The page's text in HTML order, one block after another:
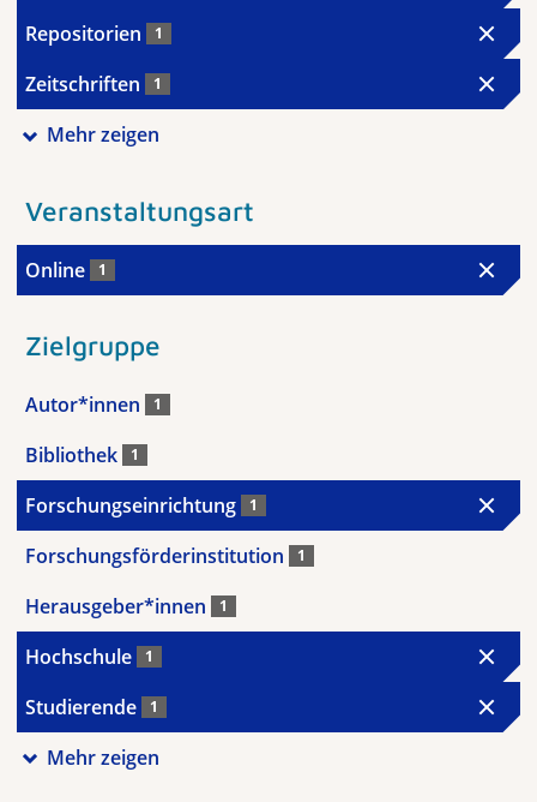
Repositorien 1
Zeitschriften 1
Mehr zeigen
Veranstaltungsart
Online 1
Zielgruppe
Autor*innen 1
Bibliothek 1
Forschungseinrichtung 1
Forschungsförderinstitution 1
Herausgeber*innen 1
Hochschule 1
Studierende 1
Mehr zeigen